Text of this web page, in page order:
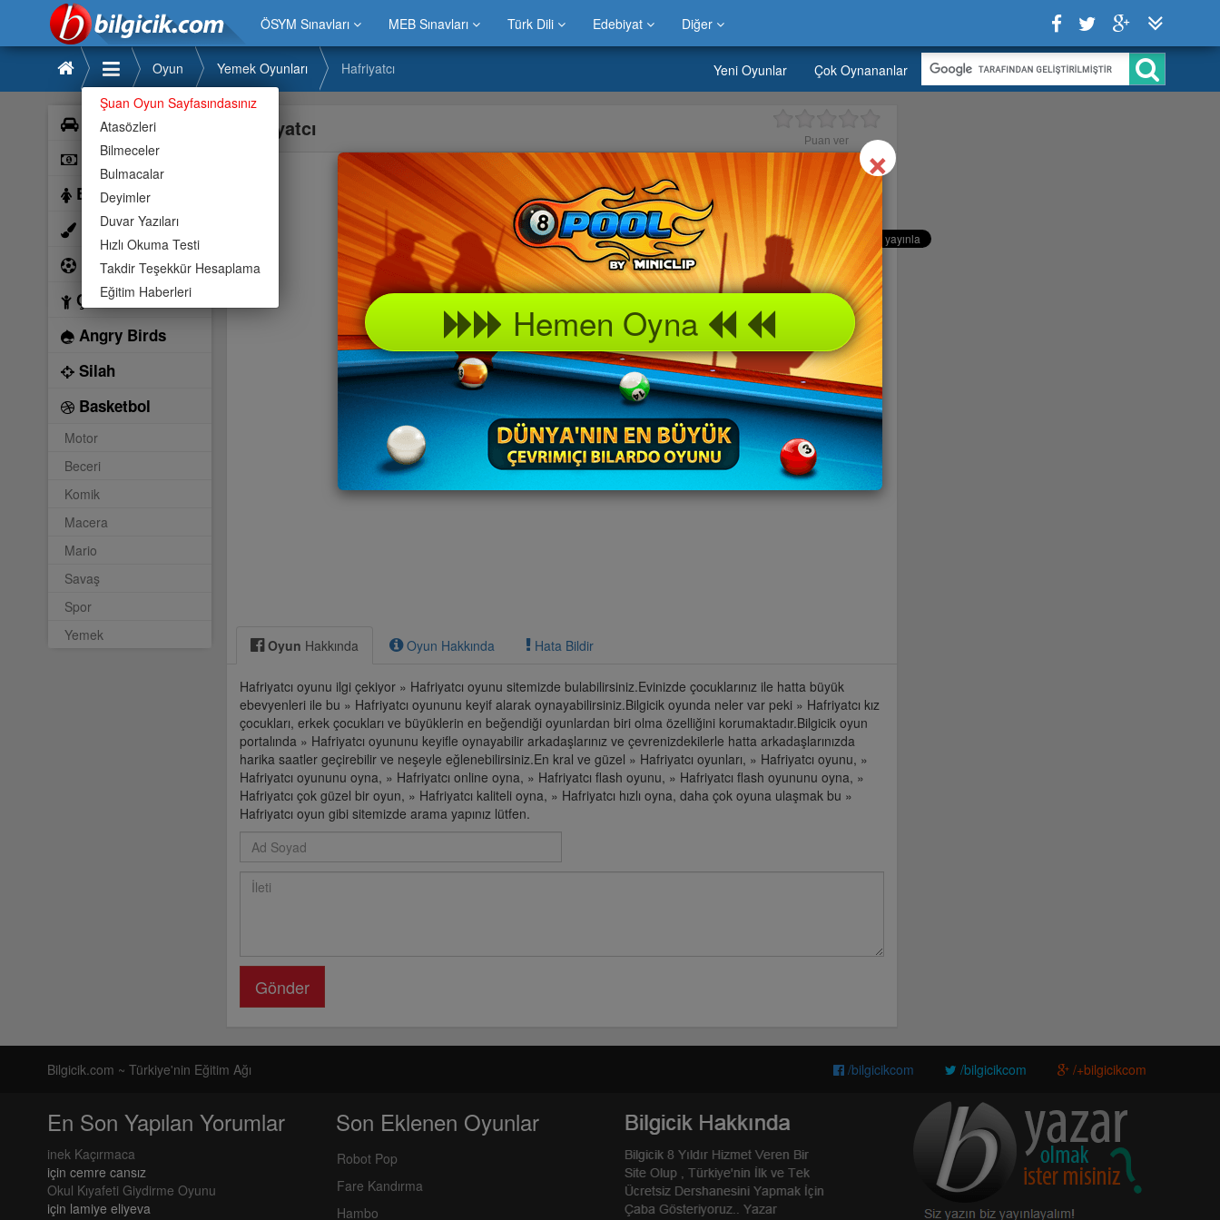
ÖSYM Sınavları MEB Sınavları Türk Dili Edebiyat Diğer
Şuan Oyun Sayfasındasınız
Atasözleri
Bilmeceler
Bulmacalar
Deyimler
Duvar Yazıları
Hızlı Okuma Testi
Takdir Teşekkür Hesaplama
Eğitim Haberleri
Oyun Yemek Oyunları Hafriyatcı Yeni Oyunlar Çok Oynananlar
Araba
Bilardo
Barbie
Boyama
Futbol
Çocuk
Angry Birds
Silah
Basketbol
Motor
Beceri
Komik
Macera
Mario
Savaş
Spor
Yemek
Hafriyatcı Puan ver
Oyun Hakkında Oyun Hakkında Hata Bildir
Hafriyatcı oyunu ilgi çekiyor » Hafriyatcı oyunu sitemizde bulabilirsiniz.Evinizde çocuklarınız ile hatta büyük
ebevyenleri ile bu » Hafriyatcı oyununu keyif alarak oynayabilirsiniz.Bilgicik oyunda neler var peki » Hafriyatcı kız
çocukları, erkek çocukları ve büyüklerin en beğendiği oyunlardan biri olma özelliğini korumaktadır.Bilgicik oyun
portalında » Hafriyatcı oyununu keyifle oynayabilir arkadaşlarınız ve çevrenizdekilerle hatta arkadaşlarınızda
harika saatler geçirebilir ve neşeyle eğlenebilirsiniz.En kral ve güzel » Hafriyatcı oyunları, » Hafriyatcı oyunu, »
Hafriyatcı oyununu oyna, » Hafriyatcı online oyna, » Hafriyatcı flash oyunu, » Hafriyatcı flash oyununu oyna, »
Hafriyatcı çok güzel bir oyun, » Hafriyatcı kaliteli oyna, » Hafriyatcı hızlı oyna, daha çok oyuna ulaşmak bu »
Hafriyatcı oyun gibi sitemizde arama yapınız lütfen.
Gönder
Bilgicik.com ~ Türkiye'nin Eğitim Ağı /bilgicikcom /bilgicikcom /+bilgicikcom
En Son Yapılan Yorumlar
inek Kaçırmaca
için cemre cansız
Okul Kıyafeti Giydirme Oyunu
için lamiye eliyeva
Son Eklenen Oyunlar
Robot Pop
Fare Kandırma
Hambo
×Close
Hemen Oyna